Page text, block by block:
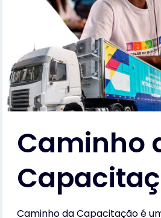
Caminho
Caminho da Capacitação é